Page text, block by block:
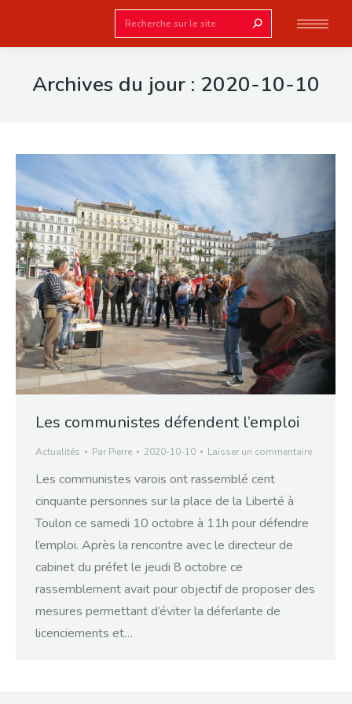
Search:
Archives du jour : 2020-10-10
Les communistes défendent l’emploi
Actualités Par Pierre 2020-10-10 Laisser un commentaire
Les communistes varois ont rassemblé cent
cinquante personnes sur la place de la Liberté à
Toulon ce samedi 10 octobre à 11h pour défendre
l’emploi. Après la rencontre avec le directeur de
cabinet du préfet le jeudi 8 octobre ce
rassemblement avait pour objectif de proposer des
mesures permettant d’éviter la déferlante de
licenciements et…